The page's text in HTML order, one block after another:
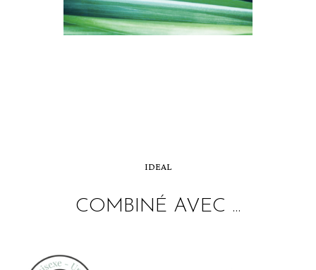
IDEAL
COMBINÉ AVEC ...